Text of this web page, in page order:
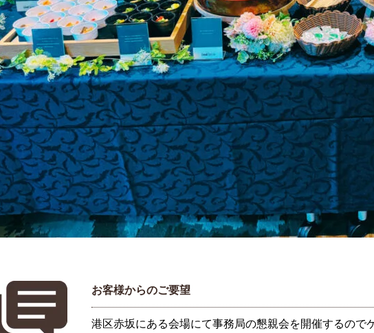
お客様からのご要望
港区赤坂にある会場にて事務局の懇親会を開催するので